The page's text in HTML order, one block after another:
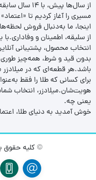
از سال‌ها
مسیری را آغاز کردیم تا
اینجا، ما به‌دنبال فروش
از سلیقه، اطمینان و
انتخاب محصول، پشتیبانی
بدون قید و شرط، همه‌چیز
باشد.هر قطعه‌ای که در
برای کسانی که طلا را فقط
هویت‌شان.میلادزر، انتخاب
یعنی چه.
خوش آمدید به دنیای طلا،
© کلیه حقوق